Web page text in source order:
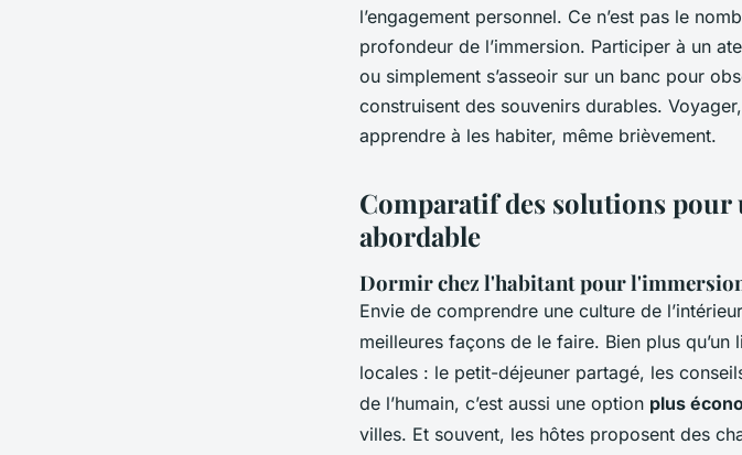
l’engagement personnel. Ce n’est pas le
profondeur de l’immersion. Participer à un
ou simplement s’asseoir sur un banc pour
construisent des souvenirs durables.
apprendre à les habiter, même brièvement.
Comparatif des solutions pour
abordable
Dormir chez l'habitant pour
Envie de comprendre une culture de
meilleures façons de le faire. Bien plus
locales : le petit-déjeuner partagé, les
de l’humain, c’est aussi une option plus
villes. Et souvent, les hôtes proposent des